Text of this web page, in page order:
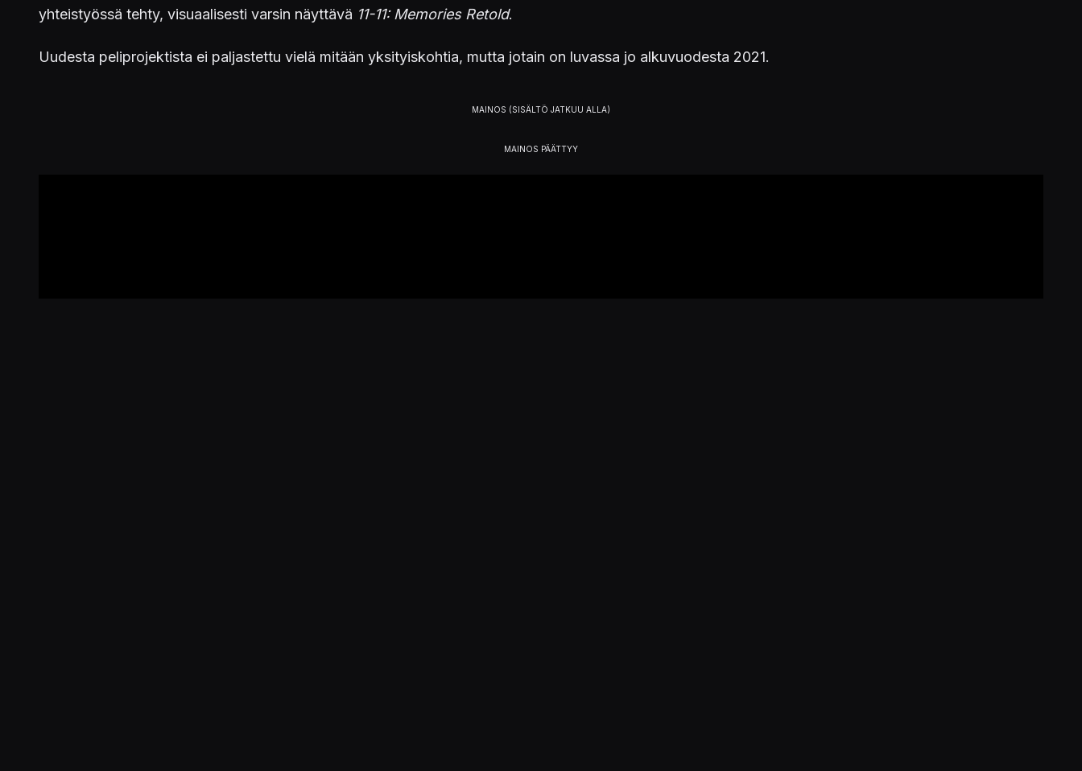
yhteistyössä tehty, visuaalisesti varsin näyttävä 11-11: Memories Retold.
Uudesta peliprojektista ei paljastettu vielä mitään yksityiskohtia, mutta jotain on luvassa jo alkuvuodesta 2021.